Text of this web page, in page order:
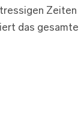
Zeiten
das gesamte